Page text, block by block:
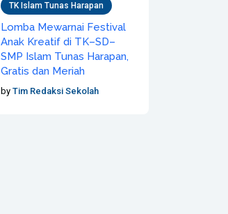
TK Islam Tunas Harapan
Lomba Mewarnai Festival
Anak Kreatif di TK–SD–
SMP Islam Tunas Harapan,
Gratis dan Meriah
by Tim Redaksi Sekolah